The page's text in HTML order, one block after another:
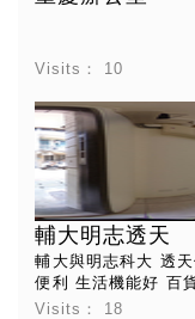
Visits： 10
輔大明志透天
輔大與明志科大 透
便利 生活機能好 百
佳 停車便利月租臨停
Visits： 18